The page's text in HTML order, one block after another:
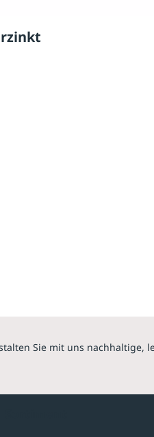
Sie mit uns nachhaltige,